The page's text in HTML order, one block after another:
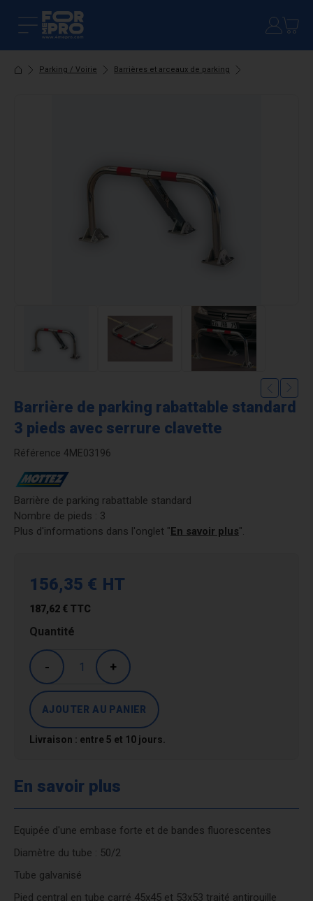
Parking / Voirie Barrières et arceaux de parking
Barrière de parking rabattable standard
3 pieds avec serrure clavette
Référence 4ME03196
Barrière de parking rabattable standard
Nombre de pieds : 3
Plus d'informations dans l'onglet "En savoir plus".
156,35 € HT
187,62 € TTC
Quantité
- +
Livraison : entre 5 et 10 jours.
En savoir plus
Equipée d'une embase forte et de bandes fluorescentes
Diamètre du tube : 50/2
Tube galvanisé
Pied central en tube carré 45x45 et 53x53 traité antirouille